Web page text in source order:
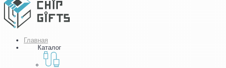
Главная
Каталог